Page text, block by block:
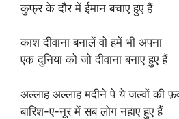
कुफ्र के दौर में ईमान बचाए हुए हैं
काश दीवाना बनालें वो हमें भी अपना
एक दुनिया को जो दीवाना बनाए हुए हैं
अल्लाह अल्लाह मदीने पे ये जल्वों की
बारिश-ए-नूर में सब लोग नहाए हुए हैं